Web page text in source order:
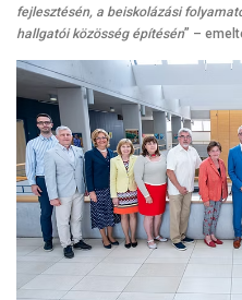
fejlesztésén, a beiskolázási
hallgatói közösség építésén” –